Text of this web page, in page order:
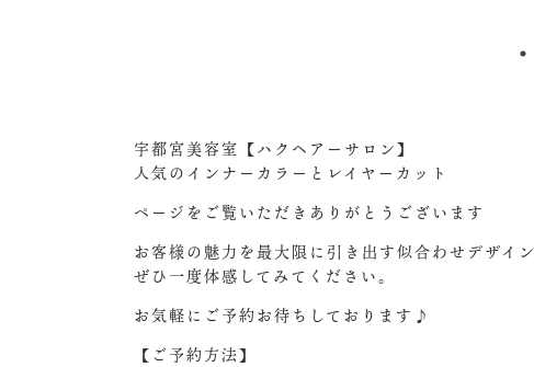
宇都宮美容室【ハクヘアーサロン】
人気のインナーカラーとレイヤーカット‍
ページをご覧いただきありがとうございます
お客様の魅力を最大限に引き出す似合わせデザイン
ぜひ一度体感してみてください。
お気軽にご予約お待ちしております♪
【ご予約方法】